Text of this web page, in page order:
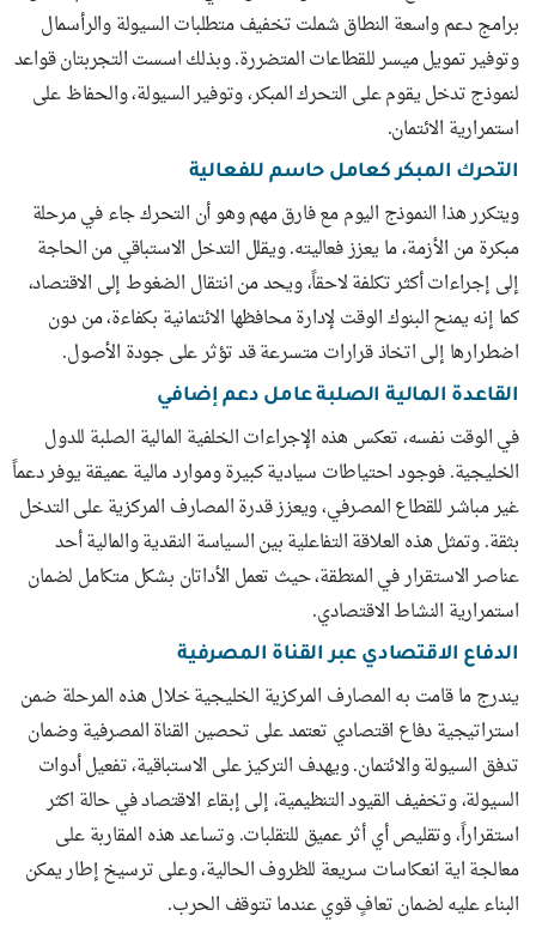
برامج دعم واسعة النطاق شملت تخفيف متطلبات السيولة والرأسمال
وتوفير تمويل ميسر للقطاعات المتضررة. وبذلك اسست التجربتان قواعد
لنموذج تدخل يقوم على التحرك المبكر، وتوفير السيولة، والحفاظ على
استمرارية الائتمان.
التحرك المبكر كعامل حاسم للفعالية
ويتكرر هذا النموذج اليوم مع فارق مهم وهو أن التحرك جاء في مرحلة
مبكرة من الأزمة، ما يعزز فعاليته. ويقلل التدخل الاستباقي من الحاجة
إلى إجراءات أكثر تكلفة لاحقاً، ويحد من انتقال الضغوط إلى الاقتصاد،
كما إنه يمنح البنوك الوقت لإدارة محافظها الائتمانية بكفاءة، من دون
اضطرارها إلى اتخاذ قرارات متسرعة قد تؤثر على جودة الأصول.
القاعدة المالية الصلبة عامل دعم إضافي
في الوقت نفسه، تعكس هذه الإجراءات الخلفية المالية الصلبة للدول
الخليجية. فوجود احتياطات سيادية كبيرة وموارد مالية عميقة يوفر دعماً
غير مباشر للقطاع المصرفي، ويعزز قدرة المصارف المركزية على التدخل
بثقة. وتمثل هذه العلاقة التفاعلية بين السياسة النقدية والمالية أحد
عناصر الاستقرار في المنطقة، حيث تعمل الأداتان بشكل متكامل لضمان
استمرارية النشاط الاقتصادي.
الدفاع الاقتصادي عبر القناة المصرفية
يندرج ما قامت به المصارف المركزية الخليجية خلال هذه المرحلة ضمن
استراتيجية دفاع اقتصادي تعتمد على تحصين القناة المصرفية وضمان
تدفق السيولة والائتمان. ويهدف التركيز على الاستباقية، تفعيل أدوات
السيولة، وتخفيف القيود التنظيمية، إلى إبقاء الاقتصاد في حالة اكثر
استقراراً، وتقليص أي أثر عميق للتقلبات. وتساعد هذه المقاربة على
معالجة اية انعكاسات سريعة للظروف الحالية، وعلى ترسيخ إطار يمكن
البناء عليه لضمان تعافٍ قوي عندما تتوقف الحرب.